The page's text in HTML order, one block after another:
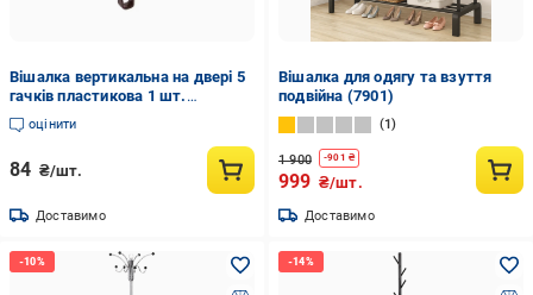
Вішалка вертикальна на двері 5
гачків пластикова 1 шт.
Коричневий (3000004374)
оцінити
84 ₴/шт.
Доставимо
Вішалка для одягу та взуття
подвійна (7901)
1
1 900 -901 ₴
999 ₴/шт.
Доставимо